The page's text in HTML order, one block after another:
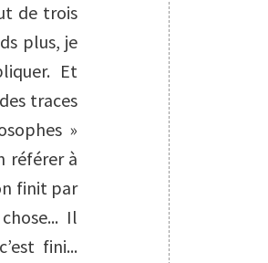
de trois
plus, je
Et
traces
»
référer à
finit par
Il
fini...